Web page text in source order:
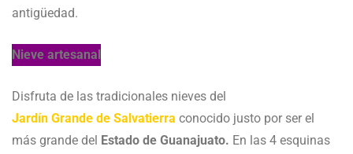
antigüedad.
Nieve artesanal
Disfruta de las tradicionales nieves del
Jardín Grande de Salvatierra conocido justo por ser el
más grande del Estado de Guanajuato. En las 4 esquinas